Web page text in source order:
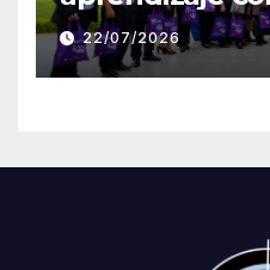
artificial a
Gemini
22/07/2026